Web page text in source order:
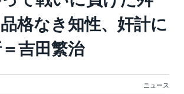
格なき知性、奸計に
吉田繁治
ニュース